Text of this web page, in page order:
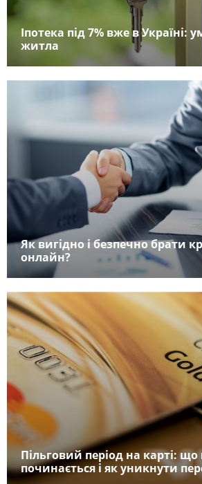
Іпотека під 7% вже в Україні:
житла
Як вигідно і безпечно брати
онлайн?
Пільговий період на карті:
починається і як уникнути